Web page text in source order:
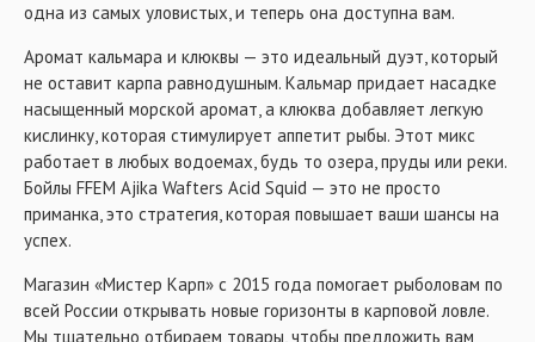
одна из самых уловистых, и теперь она доступна вам.
Аромат кальмара и клюквы — это идеальный дуэт, который
не оставит карпа равнодушным. Кальмар придает насадке
насыщенный морской аромат, а клюква добавляет легкую
кислинку, которая стимулирует аппетит рыбы. Этот микс
работает в любых водоемах, будь то озера, пруды или реки.
Бойлы FFEM Ajika Wafters Acid Squid — это не просто
приманка, это стратегия, которая повышает ваши шансы на
успех.
Магазин «Мистер Карп» с 2015 года помогает рыболовам по
всей России открывать новые горизонты в карповой ловле.
Мы тщательно отбираем товары, чтобы предложить вам